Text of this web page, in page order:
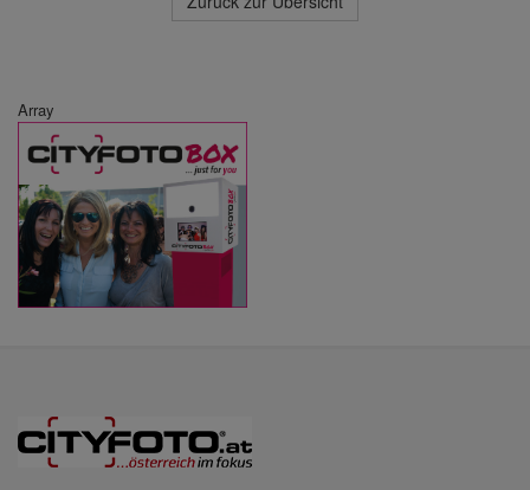
Array